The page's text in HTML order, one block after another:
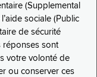
(Supplemental
sociale (Public
de sécurité
réponses sont
votre volonté de
ou conserver ces